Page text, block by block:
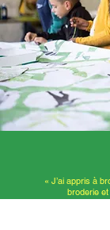
« J’ai appris à
broderie et